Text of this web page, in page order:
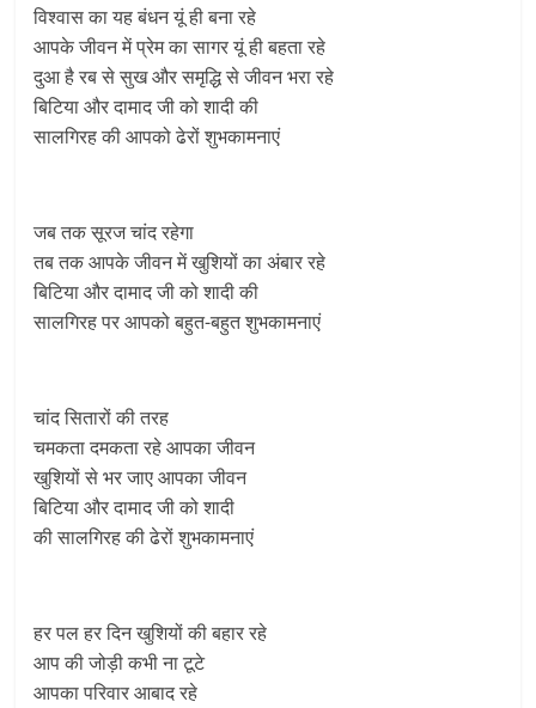
विश्वास का यह बंधन यूं ही बना रहे
आपके जीवन में प्रेम का सागर यूं ही बहता रहे
दुआ है रब से सुख और समृद्धि से जीवन भरा रहे
बिटिया और दामाद जी को शादी की
सालगिरह की आपको ढेरों शुभकामनाएं
जब तक सूरज चांद रहेगा
तब तक आपके जीवन में खुशियों का अंबार रहे
बिटिया और दामाद जी को शादी की
सालगिरह पर आपको बहुत-बहुत शुभकामनाएं
चांद सितारों की तरह
चमकता दमकता रहे आपका जीवन
खुशियों से भर जाए आपका जीवन
बिटिया और दामाद जी को शादी
की सालगिरह की ढेरों शुभकामनाएं
हर पल हर दिन खुशियों की बहार रहे
आप की जोड़ी कभी ना टूटे
आपका परिवार आबाद रहे